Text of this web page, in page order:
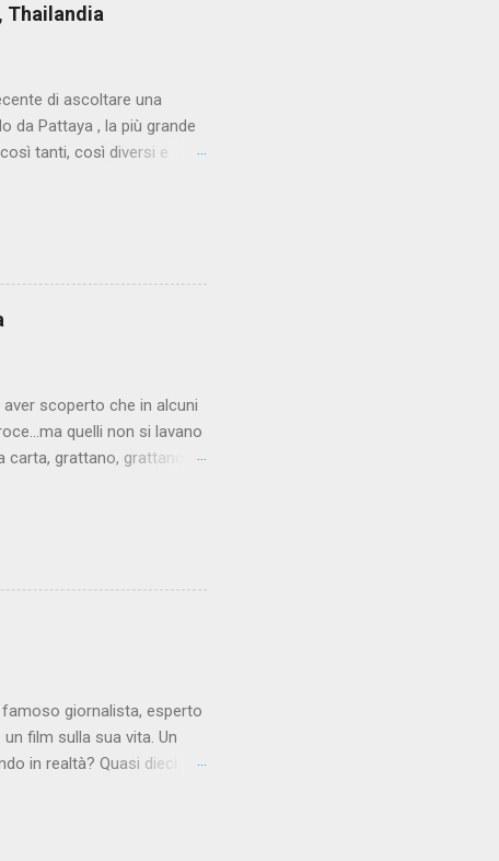
Thailandia
di ascoltare una
da Pattaya , la più grande
tanti, così diversi e
del suo albergo alla
pensare. Non si tratta di
e sbrigare la faccenda.
scoperto che in alcuni
quelli non si lavano
carta, grattano, grattano, e
rosso del sangue. La
il sedere prima di alzarsi
necessariamente
giornalista, esperto
film sulla sua vita. Un
in realtà? Quasi dieci
inviato di un giornale